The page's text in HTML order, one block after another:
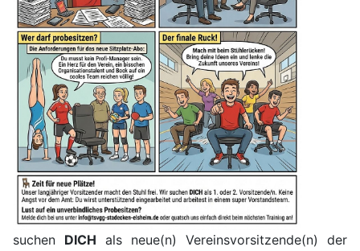
suchen DICH als neue(n) Vereinsvorsitzende(n) der